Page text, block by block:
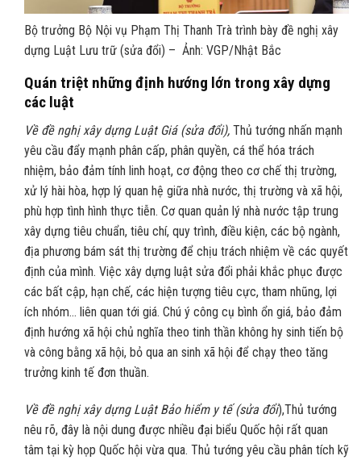
Bộ trưởng Bộ Nội vụ Phạm Thị Thanh Trà trình bày đề nghị xây
dựng Luật Lưu trữ (sửa đổi) – Ảnh: VGP/Nhật Bắc
Quán triệt những định hướng lớn trong xây dựng
các luật
Về đề nghị xây dựng Luật Giá (sửa đổi), Thủ tướng nhấn mạnh
yêu cầu đẩy mạnh phân cấp, phân quyền, cá thể hóa trách
nhiệm, bảo đảm tính linh hoạt, cơ động theo cơ chế thị trường,
xử lý hài hòa, hợp lý quan hệ giữa nhà nước, thị trường và xã hội,
phù hợp tình hình thực tiễn. Cơ quan quản lý nhà nước tập trung
xây dựng tiêu chuẩn, tiêu chí, quy trình, điều kiện, các bộ ngành,
địa phương bám sát thị trường để chịu trách nhiệm về các quyết
định của mình. Việc xây dựng luật sửa đổi phải khắc phục được
các bất cập, hạn chế, các hiện tượng tiêu cực, tham nhũng, lợi
ích nhóm… liên quan tới giá. Chú ý công cụ bình ổn giá, bảo đảm
định hướng xã hội chủ nghĩa theo tinh thần không hy sinh tiến bộ
và công bằng xã hội, bỏ qua an sinh xã hội để chạy theo tăng
trưởng kinh tế đơn thuần.
Về đề nghị xây dựng Luật Bảo hiểm y tế (sửa đổi),Thủ tướng
nêu rõ, đây là nội dung được nhiều đại biểu Quốc hội rất quan
tâm tại kỳ họp Quốc hội vừa qua. Thủ tướng yêu cầu phân tích kỹ